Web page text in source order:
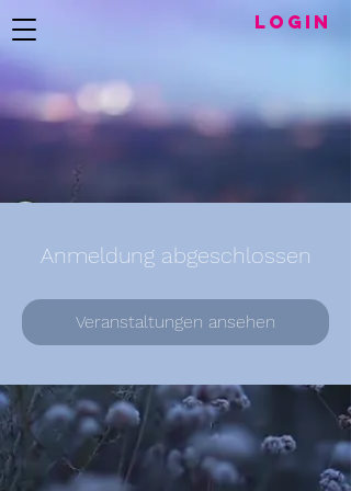
LogIN
Anmeldung abgeschlossen
Veranstaltungen ansehen